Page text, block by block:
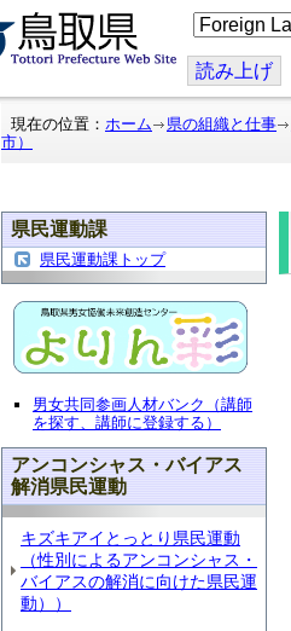
こ
の
ジ
を
翻
読み上げ
現在の位置： ホーム 県の組織と仕事
市）
県民運動課
県民運動課トップ
男女共同参画人材バンク（講師
を探す、講師に登録する）
アンコンシャス・バイアス
解消県民運動
キズキアイとっとり県民運動
（性別によるアンコンシャス・
バイアスの解消に向けた県民運
動））